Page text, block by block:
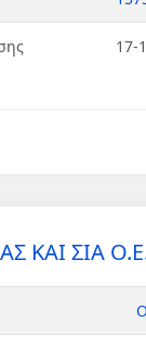
17-
ΚΑΙ ΣΙΑ